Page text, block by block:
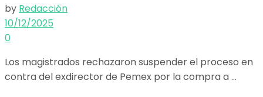
by Redacción
10/12/2025
0
Los magistrados rechazaron suspender el proceso en
contra del exdirector de Pemex por la compra a ...